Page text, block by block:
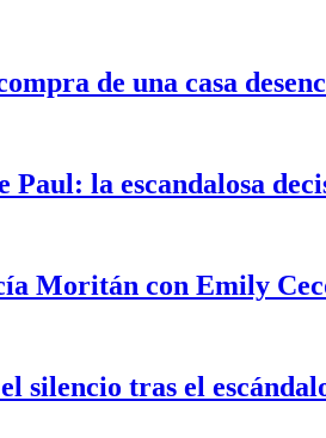
de una casa
Paul: la escandalosa
Moritán con Emily
silencio tras el